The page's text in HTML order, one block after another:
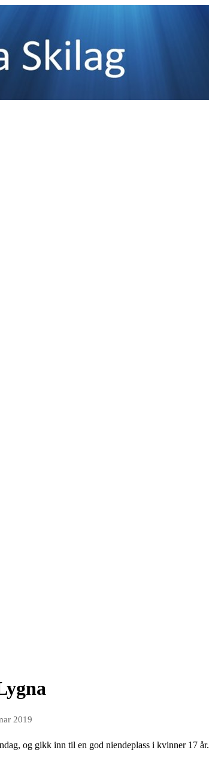
2019
og gikk inn til en god niendeplass i kvinner 17 år.